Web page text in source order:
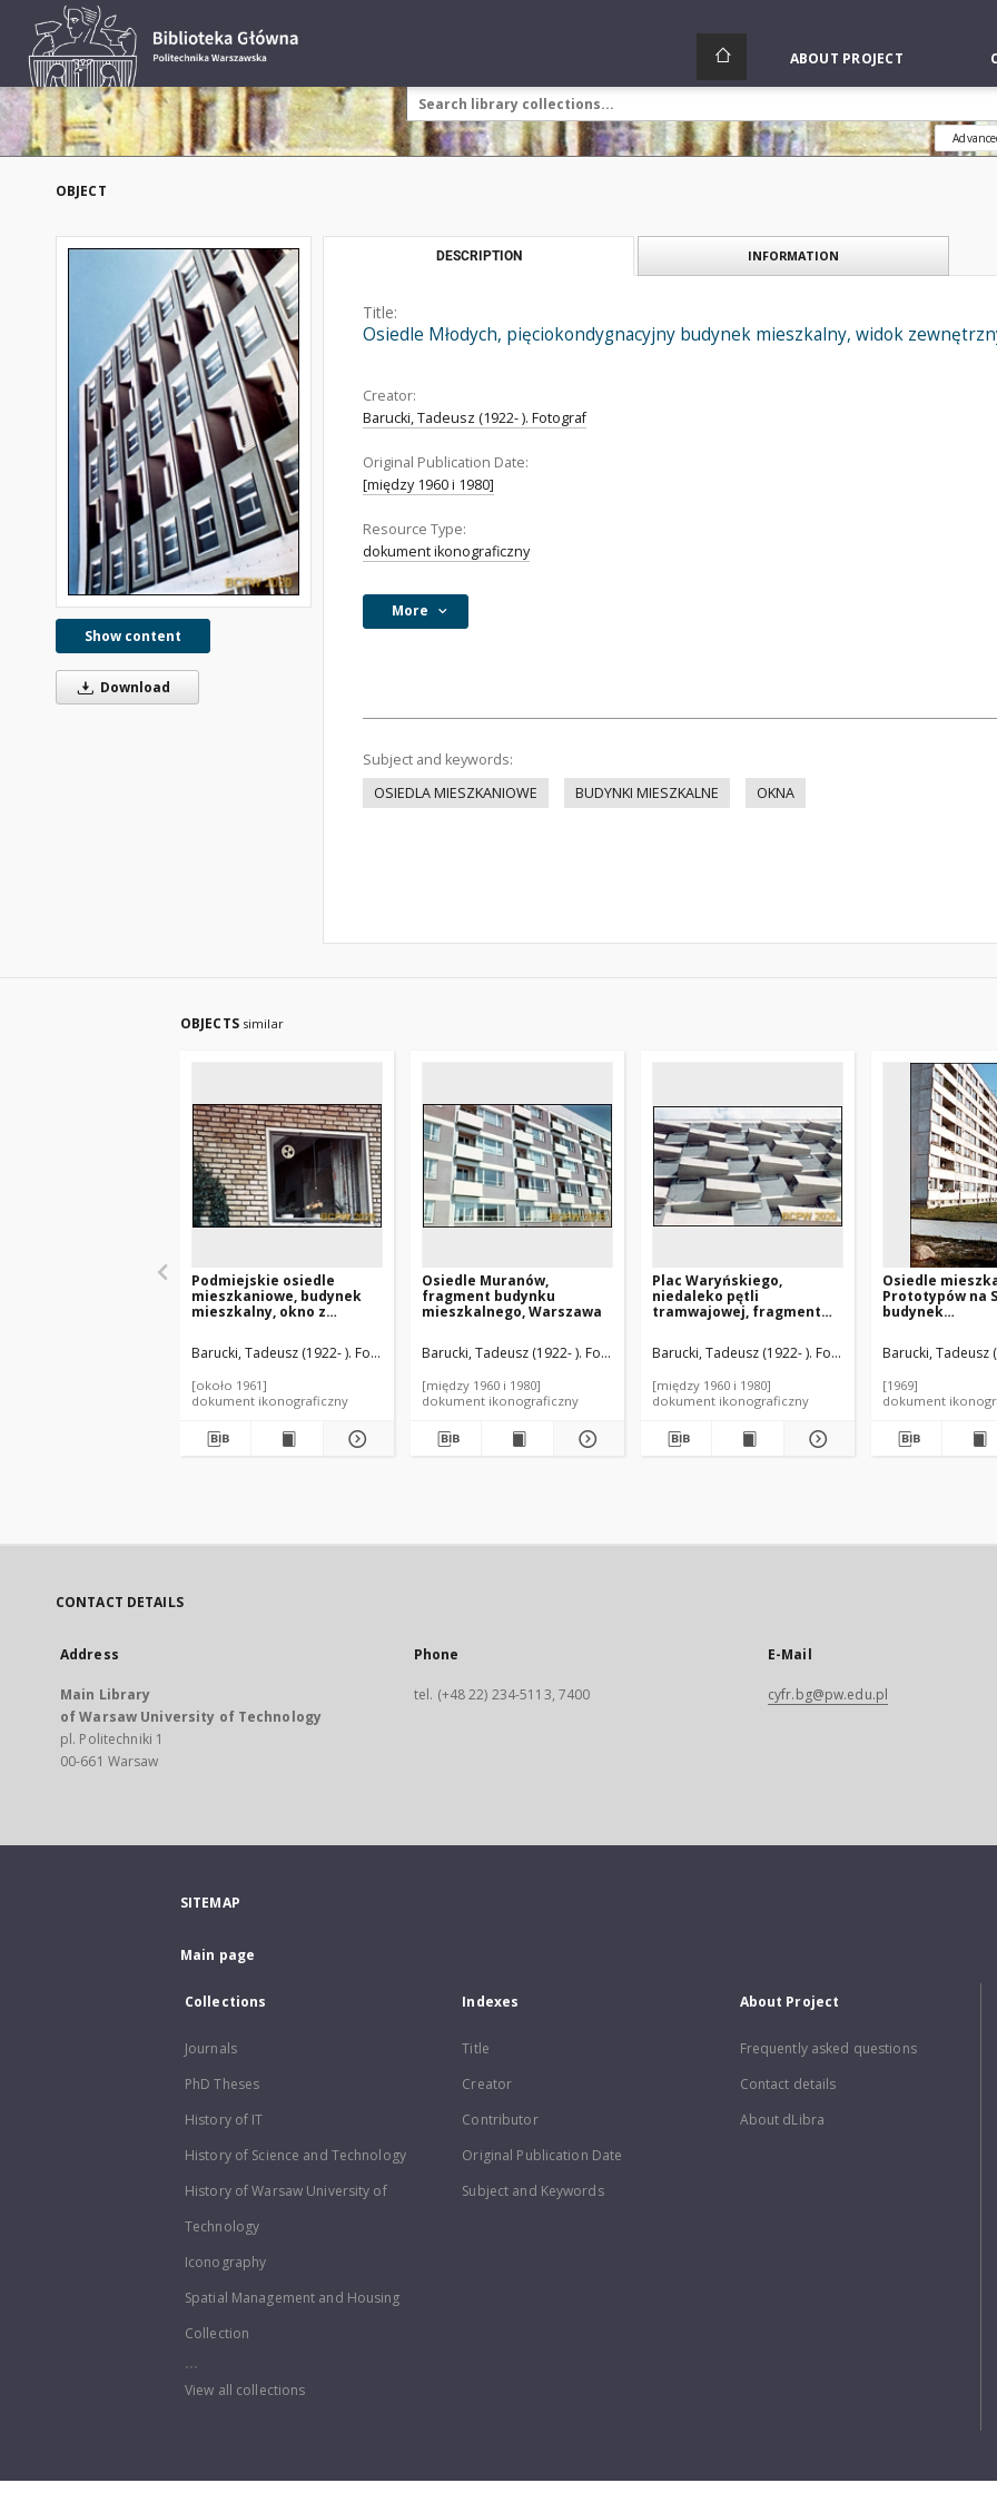
ABOUT PROJECT
OBJECT
Show content
Download
DESCRIPTION INFORMATION
Title:
Osiedle Młodych, pięciokondygnacyjny budynek mieszkalny, widok
Creator:
Barucki, Tadeusz (1922- ). Fotograf
Original Publication Date:
[między 1960 i 1980]
Resource Type:
dokument ikonograficzny
More
Subject and keywords:
OSIEDLA MIESZKANIOWE
BUDYNKI MIESZKALNE OKNA
OBJECTS similar
Podmiejskie osiedle
mieszkaniowe, budynek
mieszkalny, okno z
Dania
Barucki, Tadeusz (1922- ). Fotograf
[około 1961]
dokument ikonograficzny
Osiedle Muranów,
fragment budynku
mieszkalnego, Warszawa
Barucki, Tadeusz (1922- ). Fotograf
[między 1960 i 1980]
dokument ikonograficzny
Plac Waryńskiego,
niedaleko pętli
tramwajowej, fragment
balkonami, detal bloku,
Poznań
Barucki, Tadeusz (1922- ). Fotograf
[między 1960 i 1980]
dokument ikonograficzny
Osiedle
Prototypów na
budynek
widok od strony
Warszawa
Barucki, Tadeusz
[1969]
dokument
CONTACT DETAILS
Address
Main Library
of Warsaw University of Technology
pl. Politechniki 1
00-661 Warsaw
Phone
tel. (+48 22) 234-5113, 7400
E-Mail
cyfr.bg@pw.edu.pl
SITEMAP
Main page
Collections
Journals
PhD Theses
History of IT
History of Science and Technology
History of Warsaw University of
Technology
Iconography
Spatial Management and Housing
Collection
...
View all collections
Indexes
Title
Creator
Contributor
Original Publication Date
Subject and Keywords
About Project
Frequently asked questions
Contact details
About dLibra